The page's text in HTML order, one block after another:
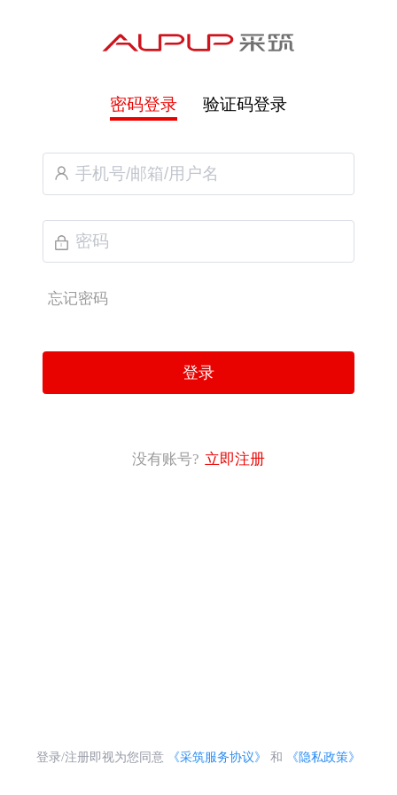
密码登录 验证码登录
忘记密码
登录
没有账号? 立即注册
登录/注册即视为您同意 《采筑服务协议》 和 《隐私政策》